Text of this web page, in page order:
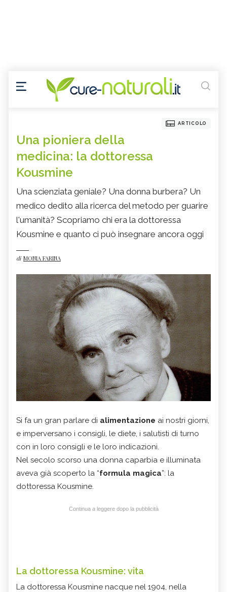
ARTICOLO
Una pioniera della
medicina: la dottoressa
Kousmine
Una scienziata geniale? Una donna burbera? Un
medico dedito alla ricerca del metodo per guarire
l'umanità? Scopriamo chi era la dottoressa
Kousmine e quanto ci può insegnare ancora oggi
di MONIA FARINA
Si fa un gran parlare di alimentazione ai nostri giorni,
e imperversano i consigli, le diete, i salutisti di turno
con in loro consigli e le loro indicazioni.
Nel secolo scorso una donna caparbia e illuminata
aveva già scoperto la “formula magica”: la
dottoressa Kousmine.
Continua a leggere dopo la pubblicità
La dottoressa Kousmine: vita
La dottoressa Kousmine nacque nel 1904, nella